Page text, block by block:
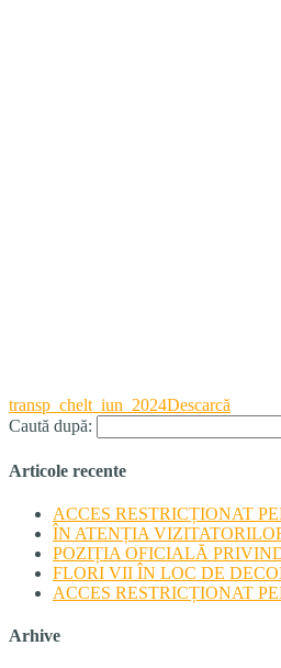
transp_chelt_iun_2024Descarcă
Caută după:
Articole recente
ACCES RESTRICȚIONAT
ÎN ATENȚIA
POZIȚIA OFICIALĂ
FLORI VII ÎN LOC DE
ACCES RESTRICȚIONAT
Arhive